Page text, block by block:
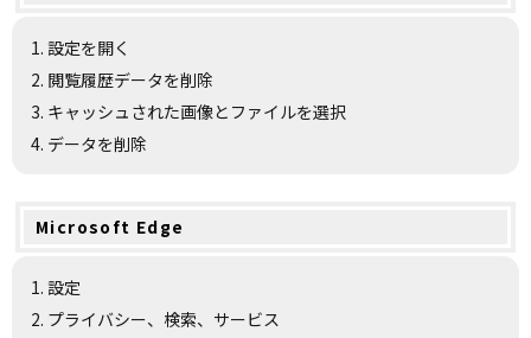
設定を開く
閲覧履歴データを削除
キャッシュされた画像とファイルを選択
データを削除
Microsoft Edge
設定
プライバシー、検索、サービス